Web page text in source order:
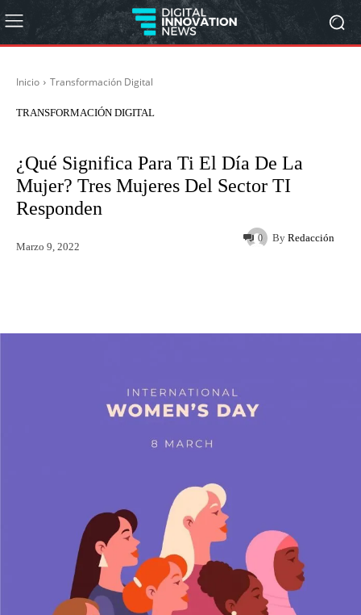
Inicio Transformación Digital
TRANSFORMACIÓN DIGITAL
¿Qué Significa Para Ti El Día De La
Mujer? Tres Mujeres Del Sector TI
Responden
By Redacción
Marzo 9, 2022
0